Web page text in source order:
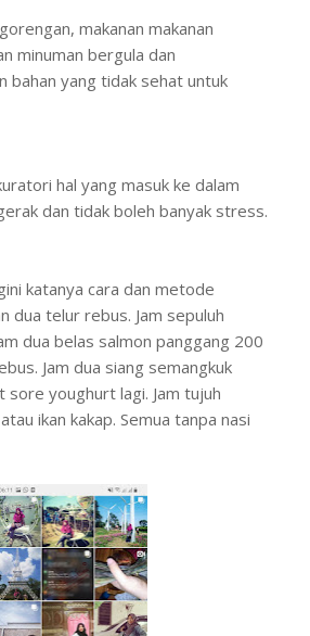
makanan makanan
minuman bergula dan
bahan yang tidak sehat untuk
hal yang masuk ke dalam
dan tidak boleh banyak stress.
katanya cara dan metode
dua telur rebus. Jam sepuluh
dua belas salmon panggang 200
Jam dua siang semangkuk
sore youghurt lagi. Jam tujuh
ikan kakap. Semua tanpa nasi